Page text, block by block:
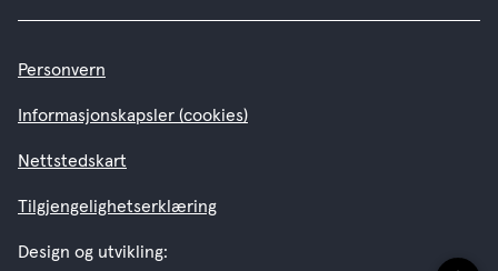
Personvern
Informasjonskapsler (cookies)
Nettstedskart
Tilgjengelighetserklæring
Design og utvikling: